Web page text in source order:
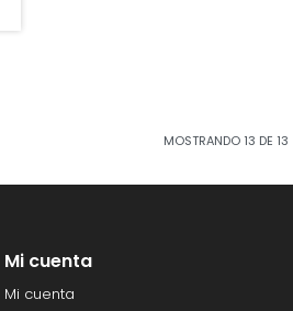
MOSTRANDO 13 DE 13
Mi cuenta
Mi cuenta